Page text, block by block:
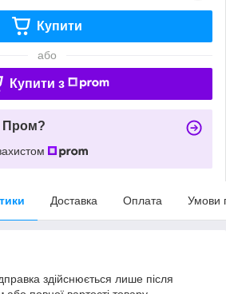
Купити
або
Купити з
Пром?
Доставка Оплата Умови
здійснюється лише після